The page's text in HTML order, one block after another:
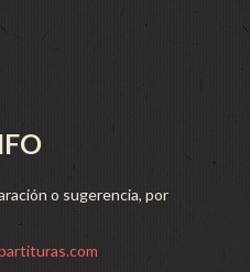
o sugerencia, por